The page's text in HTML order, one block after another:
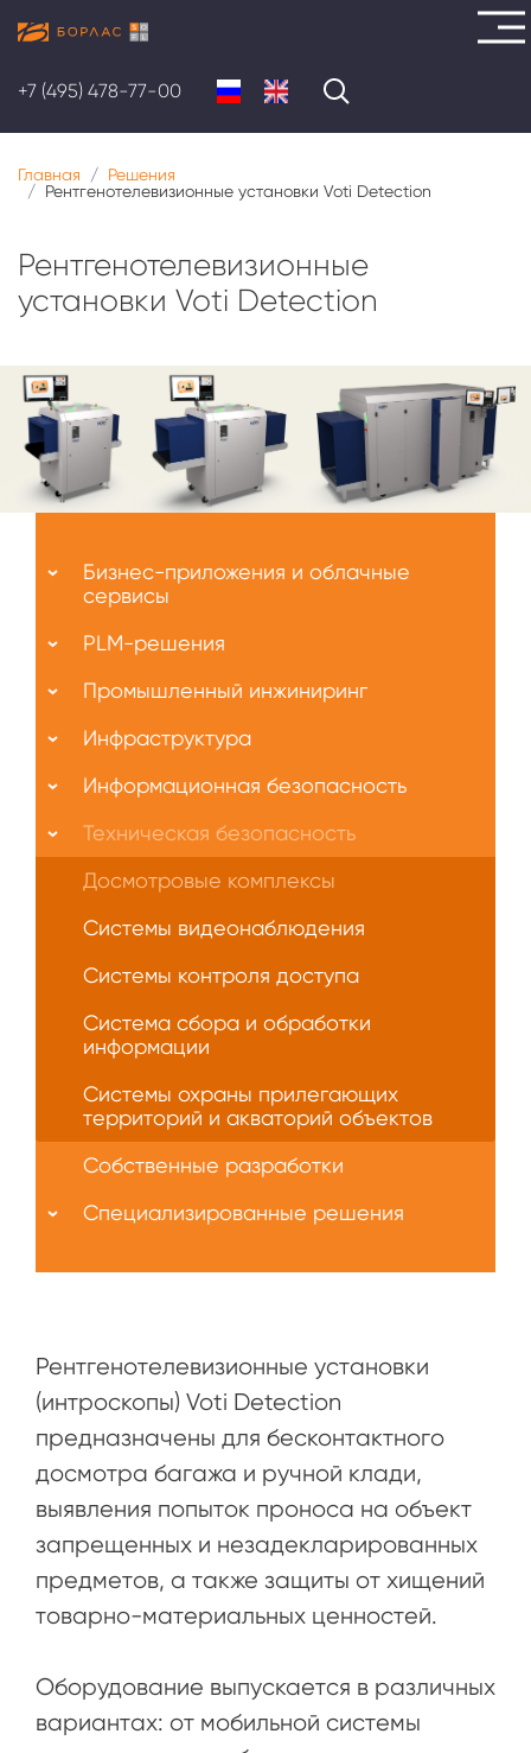
основному
содержанию
+7 (495) 478-77-00
Главная
Решения
Рентгенотелевизионные установки Voti Detection
Рентгенотелевизионные
установки Voti Detection
Рентгенотелевизионные установки
(интроскопы) Voti Detection
предназначены для бесконтактного
досмотра багажа и ручной клади,
выявления попыток проноса на объект
запрещенных и незадекларированных
предметов, а также защиты от хищений
товарно-материальных ценностей.
Оборудование выпускается в различных
вариантах: от мобильной системы
нас
Бизнес-приложения и облачные
сервисы
PLM-решения
Промышленный инжиниринг
Инфраструктура
Информационная безопасность
Техническая безопасность
Досмотровые комплексы
Системы видеонаблюдения
Системы контроля доступа
Система сбора и обработки
информации
Системы охраны прилегающих
территорий и акваторий объектов
Собственные разработки
Специализированные решения